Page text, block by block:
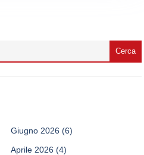
Giugno 2026 (6)
Aprile 2026 (4)